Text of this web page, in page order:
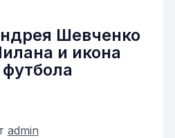
Шевченко
и икона
admin